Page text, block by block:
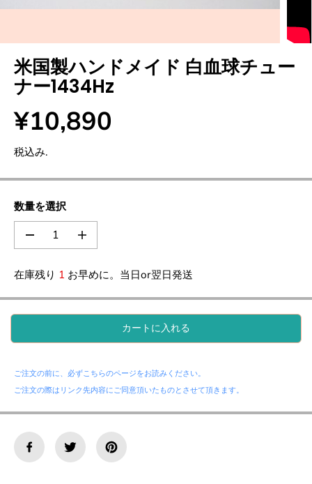
米国製ハンドメイド 白血球チュー
ナー1434Hz
通
常
格
¥10,890
税込み.
数量を選択
数
を
ら
す
米
ハ
ン
メ
イ
ド
白
血
の
数
を
や
す
米
ハ
ン
メ
ド
白
在庫残り 1 お早めに。当日or翌日発送
カートに入れる
ご注文の前に、必ずこちらのページをお読みください。
ご注文の際はリンク先内容にご同意頂いたものとさせて頂きます。